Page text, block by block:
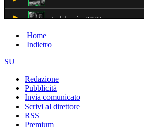
Home
Indietro
SU
Redazione
Pubblicità
Invia comunicato
Scrivi al direttore
RSS
Premium